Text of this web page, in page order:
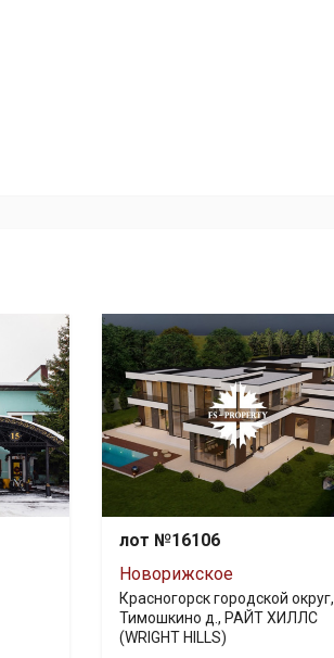
лот №16106
Новорижское
Красногорск городской округ,
Тимошкино д., РАЙТ ХИЛЛС
(WRIGHT HILLS)